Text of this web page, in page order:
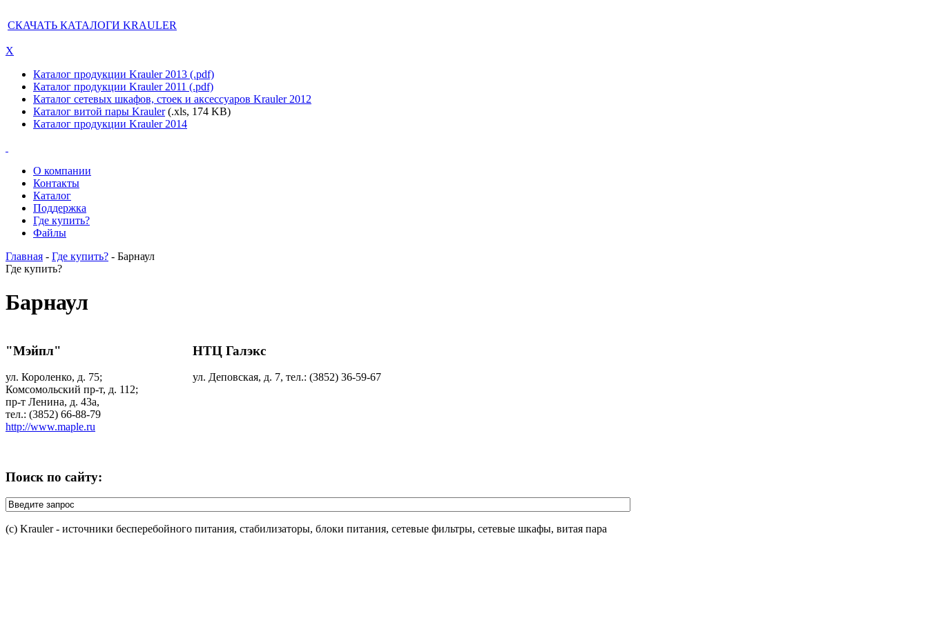
СКАЧАТЬ КАТАЛОГИ KRAULER
X
Каталог продукции Krauler 2013 (.pdf)
Каталог продукции Krauler 2011 (.pdf)
Каталог сетевых шкафов, стоек и аксессуаров Krauler 2012
Каталог витой пары Krauler(.xls, 174 KB)
Каталог продукции Krauler 2014
О компании
Контакты
Каталог
Поддержка
Где купить?
Файлы
Главная - Где купить? - Барнаул
Где купить?
Барнаул
"Мэйпл"
ул. Короленко, д. 75;
Комсомольский пр-т, д. 112;
пр-т Ленина, д. 43а,
тел.: (3852) 66-88-79
http://www.maple.ru
НТЦ Галэкс
ул. Деповская, д. 7, тел.: (3852) 36-59-67
Поиск по сайту:
(c) Krauler - источники бесперебойного питания, стабилизаторы, блоки питания, сетевые фильтры, сетевые шкафы, витая пара